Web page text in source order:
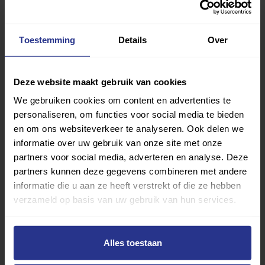
Toestemming Details Over
Deze website maakt gebruik van cookies
We gebruiken cookies om content en advertenties te
personaliseren, om functies voor social media te bieden
en om ons websiteverkeer te analyseren. Ook delen we
informatie over uw gebruik van onze site met onze
partners voor social media, adverteren en analyse. Deze
partners kunnen deze gegevens combineren met andere
informatie die u aan ze heeft verstrekt of die ze hebben
verzameld op basis van uw gebruik van hun services.
Alles toestaan
omdat ze dat wegens verlamming niet meer konden. ‘Ik
gevonden waar hij het zitskiën kan leren.’ Zulke
feedback betekende alles voor mij. Het voelt zo goed
beperking weer een glimlach op zijn gezicht krijgt.
Als je in een rolstoel zit en je leert hoe je moet skiën,
wilt gaan je kunt doen wat iedereen doet. Ik geloof echt
dat een beperking voor het grootste gedeelte mentaal
is, in plaats van fysiek. Want fysieke uitdagingen kunnen
we aan, als we mentaal sterk zijn. Ik ben daar het
Bron:wheel-life.org